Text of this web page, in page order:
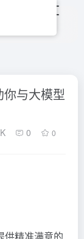
与大模型
0 0
供精准满意的